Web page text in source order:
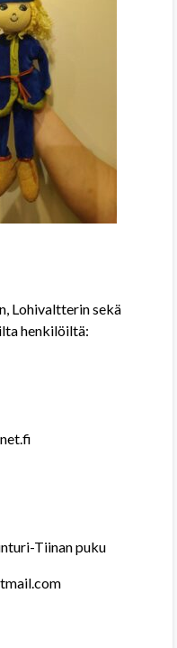
Lohivaltterin sekä
henkilöiltä:
Tiinan puku